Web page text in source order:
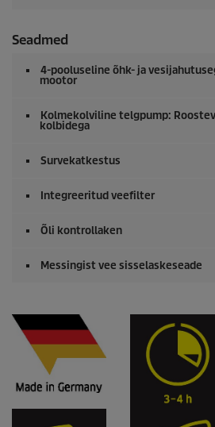
Seadmed
4-pooluseline õhk- ja
mootor
Kolmekolviline telgpump:
kolbidega
Survekatkestus
Integreeritud veefilter
Õli kontrollaken
Messingist vee sisselaskeseade